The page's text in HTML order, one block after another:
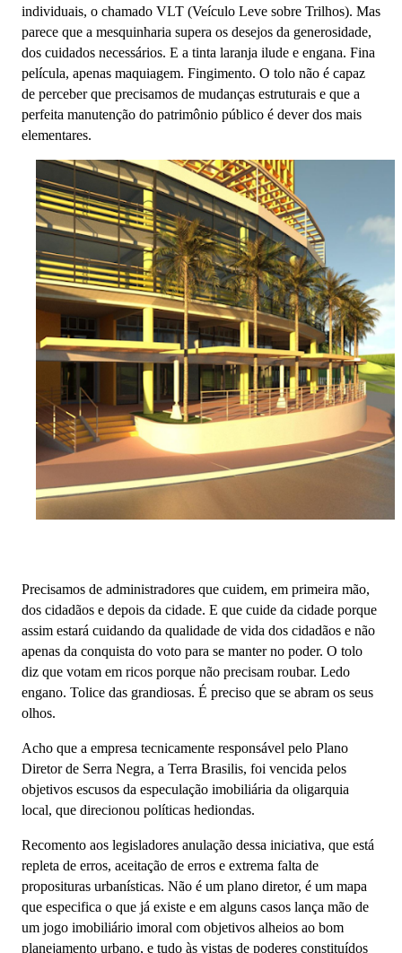
individuais, o chamado VLT (Veículo Leve sobre Trilhos). Mas
parece que a mesquinharia supera os desejos da generosidade,
dos cuidados necessários. E a tinta laranja ilude e engana. Fina
película, apenas maquiagem. Fingimento. O tolo não é capaz
de perceber que precisamos de mudanças estruturais e que a
perfeita manutenção do patrimônio público é dever dos mais
elementares.
Precisamos de administradores que cuidem, em primeira mão,
dos cidadãos e depois da cidade. E que cuide da cidade porque
assim estará cuidando da qualidade de vida dos cidadãos e não
apenas da conquista do voto para se manter no poder. O tolo
diz que votam em ricos porque não precisam roubar. Ledo
engano. Tolice das grandiosas. É preciso que se abram os seus
olhos.
Acho que a empresa tecnicamente responsável pelo Plano
Diretor de Serra Negra, a Terra Brasilis, foi vencida pelos
objetivos escusos da especulação imobiliária da oligarquia
local, que direcionou políticas hediondas.
Recomento aos legisladores anulação dessa iniciativa, que está
repleta de erros, aceitação de erros e extrema falta de
proposituras urbanísticas. Não é um plano diretor, é um mapa
que especifica o que já existe e em alguns casos lança mão de
um jogo imobiliário imoral com objetivos alheios ao bom
planejamento urbano, e tudo às vistas de poderes constituídos